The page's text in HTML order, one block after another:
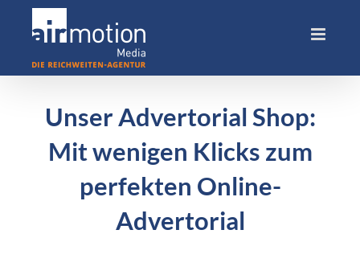
Unser Advertorial Shop:
Mit wenigen Klicks zum
perfekten Online-
Advertorial